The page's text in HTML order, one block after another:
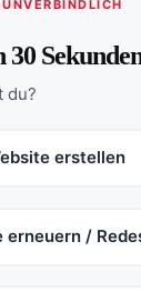
30
du?
erstellen
erneuern /